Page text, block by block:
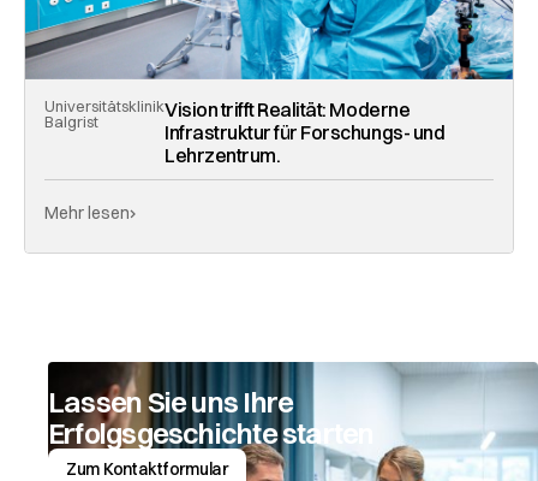
Universitätsklinik
Balgrist
Vision trifft Realität: Moderne
Infrastruktur für Forschungs- und
Lehrzentrum.
Mehr lesen
Lassen Sie uns Ihre
Erfolgsgeschichte starten
Zum Kontaktformular